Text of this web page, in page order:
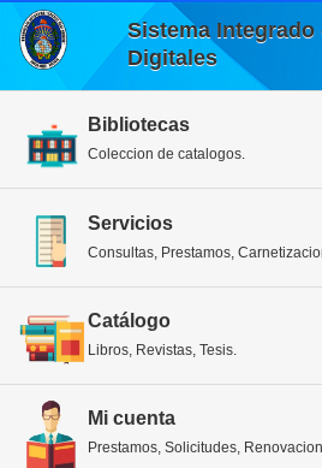
Sistema
Digitales
Bibliotecas
Coleccion de catalogos.
Servicios
Consultas, Prestamos,
Catálogo
Libros, Revistas, Tesis.
Mi cuenta
Prestamos, Solicitudes,